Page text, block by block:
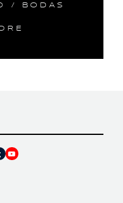
/ BODAS
YouTube